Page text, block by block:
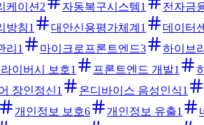
케이션 2 자동복구시스템1 전자금
방침1 대안신용평가체계 1 데이터
리 1 마이크로프론트엔드3 하이브
이버시 보호1 프론트엔드 개발1
장인정신1 온디바이스 음성인식1
개인정보 보호6 개인정보 유출1